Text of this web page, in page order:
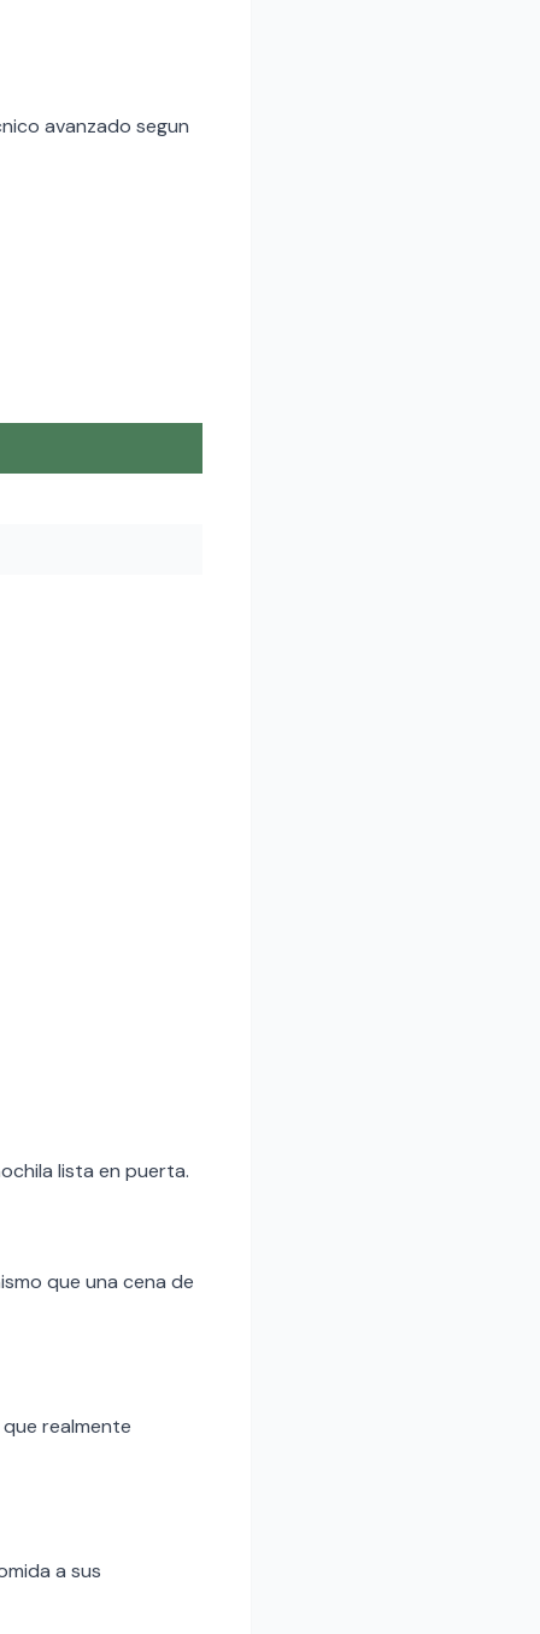
avanzado segun
lista en puerta.
que una cena de
realmente
a sus